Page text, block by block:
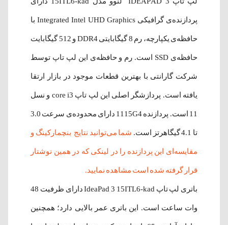
پردازنده‌ی گرافیکی Integrated Intel UHD Graphics با
حافظه‌ی یکپارچه، رم 8 گیگابایتی DDR4 و 512 گیگابایت
حافظه‌ی SSD است. رم و حافظه‌ی این لپ تاپ توسط
شرکت گارانتی با بهترین قطعات موجود در بازار ارتقا
یافته است. پردازشگر اصلی این لپ تاپ core i3 و نسل
11 است. پردازنده 1115G4 دارای محدوده‌ی سرعت 3.0
تا 4.1 گیگاهرتز است. شما می‌توانید نتایج بنچمارکینگ و
مقایسه‌ای این پردازنده را در لینکی که در همین نوشتار
قرار گرفته شده است مشاهده نمایید.
باتری لپ تاپ IdeaPad 3 15ITL6-kad دارای ظرفیت 48
وات ساعت است. این باتری عمر بالایی دارد؛ همچنین